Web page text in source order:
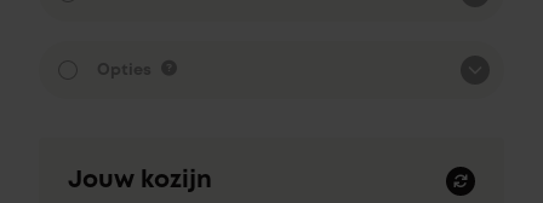
Jouw kozijn